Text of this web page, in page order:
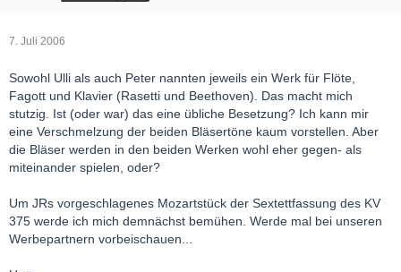
7. Juli 2006
Sowohl Ulli als auch Peter nannten jeweils ein Werk für Flöte,
Fagott und Klavier (Rasetti und Beethoven). Das macht mich
stutzig. Ist (oder war) das eine übliche Besetzung? Ich kann mir
eine Verschmelzung der beiden Bläsertöne kaum vorstellen. Aber
die Bläser werden in den beiden Werken wohl eher gegen- als
miteinander spielen, oder?
Um JRs vorgeschlagenes Mozartstück der Sextettfassung des KV
375 werde ich mich demnächst bemühen. Werde mal bei unseren
Werbepartnern vorbeischauen...